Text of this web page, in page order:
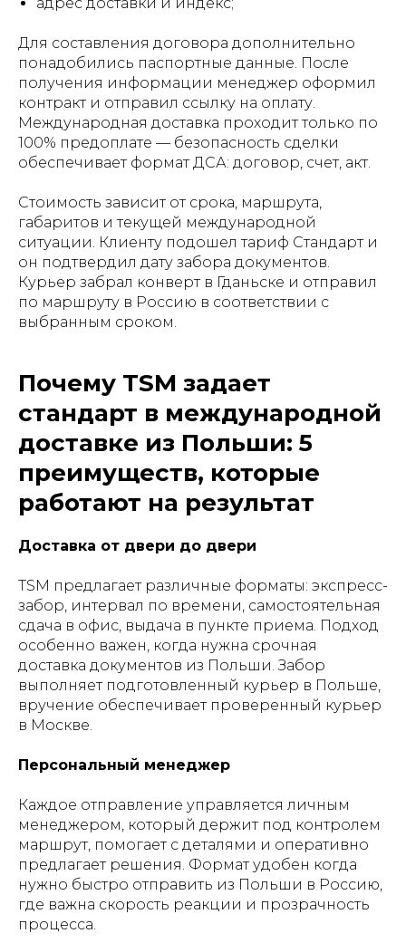
Для составления договора дополнительно
понадобились паспортные данные. После
получения информации менеджер оформил
контракт и отправил ссылку на оплату.
Международная доставка проходит только по
100% предоплате — безопасность сделки
обеспечивает формат ДСА: договор, счет, акт.
Стоимость зависит от срока, маршрута,
габаритов и текущей международной
ситуации. Клиенту подошел тариф Стандарт и
он подтвердил дату забора документов.
Курьер забрал конверт в Гданьске и отправил
по маршруту в Россию в соответствии с
выбранным сроком.
Почему TSM задает
стандарт в международной
доставке из Польши: 5
преимуществ, которые
работают на результат
Доставка от двери до двери
TSM предлагает различные форматы: экспресс-
забор, интервал по времени, самостоятельная
сдача в офис, выдача в пункте приема. Подход
особенно важен, когда нужна срочная
доставка документов из Польши. Забор
выполняет подготовленный курьер в Польше,
вручение обеспечивает проверенный курьер
в Москве.
Персональный менеджер
Каждое отправление управляется личным
менеджером, который держит под контролем
маршрут, помогает с деталями и оперативно
предлагает решения. Формат удобен когда
нужно быстро отправить из Польши в Россию,
где важна скорость реакции и прозрачность
процесса.